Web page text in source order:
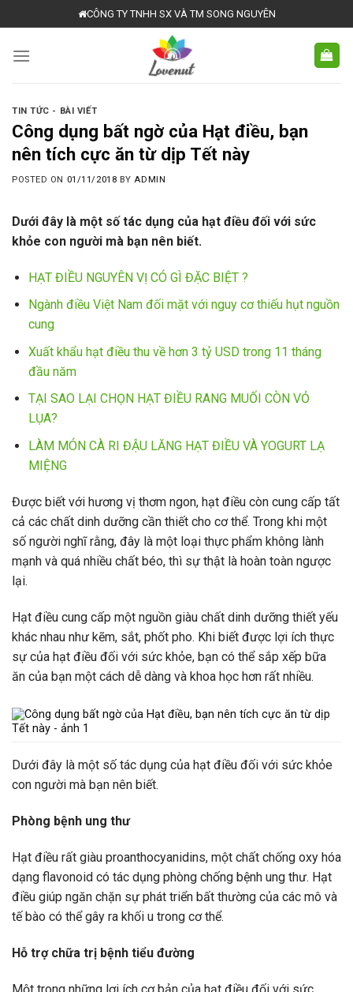
to
content
CÔNG TY TNHH SX VÀ TM SONG NGUYÊN
TIN TỨC - BÀI VIẾT
Công dụng bất ngờ của Hạt điều, bạn
nên tích cực ăn từ dịp Tết này
POSTED ON 01/11/2018 BYADMIN
Dưới đây là một số tác dụng của hạt điều đối với sức
khỏe con người mà bạn nên biết.
HẠT ĐIỀU NGUYÊN VỊ CÓ GÌ ĐẶC BIỆT ?
Ngành điều Việt Nam đối mặt với nguy cơ thiếu hụt nguồn
cung
Xuất khẩu hạt điều thu về hơn 3 tỷ USD trong 11 tháng
đầu năm
TẠI SAO LẠI CHỌN HẠT ĐIỀU RANG MUỐI CÒN VỎ
LỤA?
LÀM MÓN CÀ RI ĐẬU LĂNG HẠT ĐIỀU VÀ YOGURT LẠ
MIỆNG
Được biết với hương vị thơm ngon, hạt điều còn cung cấp tất
cả các chất dinh dưỡng cần thiết cho cơ thể. Trong khi một
số người nghĩ rằng, đây là một loại thực phẩm không lành
mạnh và quá nhiều chất béo, thì sự thật là hoàn toàn ngược
lại.
Hạt điều cung cấp một nguồn giàu chất dinh dưỡng thiết yếu
khác nhau như kẽm, sắt, phốt pho. Khi biết được lợi ích thực
sự của hạt điều đối với sức khỏe, bạn có thể sắp xếp bữa
ăn của bạn một cách dễ dàng và khoa học hơn rất nhiều.
Dưới đây là một số tác dụng của hạt điều đối với sức khỏe
con người mà bạn nên biết.
Phòng bệnh ung thư
Hạt điều rất giàu proanthocyanidins, một chất chống oxy hóa
dạng flavonoid có tác dụng phòng chống bệnh ung thư. Hạt
điều giúp ngăn chặn sự phát triển bất thường của các mô và
tế bào có thể gây ra khối u trong cơ thể.
Hỗ trợ chữa trị bệnh tiểu đường
Một trong những lợi ích cơ bản của hạt điều đối với sức